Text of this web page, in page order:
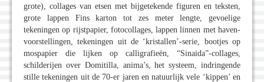
grote), collages van etsen met bijgetekende figuren en teksten,
grote lappen Fins karton tot zes meter lengte, gevoelige
tekeningen op rijstpapier, fotocollages, lappen linnen met haven-
voorstellingen, tekeningen uit de ‘kristallen’-serie, bootjes op
mospapier die lijken op calligrafieën, “Sinaida”-collages,
schilderijen over Domitilla, anima’s, het systeem, indringende
stille tekeningen uit de 70-er jaren en natuurlijk vele ‘kippen’ en